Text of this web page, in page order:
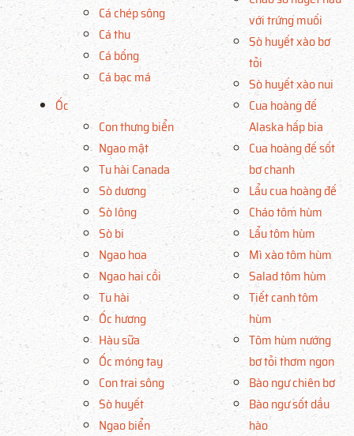
Cá chép sông
Cá thu
Cá bống
Cá bạc má
Ốc
Con thưng biển
Ngao mật
Tu hài Canada
Sò dương
Sò lông
Sò bi
Ngao hoa
Ngao hai cồi
Tu hài
Ốc hương
Hàu sữa
Ốc móng tay
Con trai sông
Sò huyết
Ngao biển
với trứng muối
Sò huyết xào bơ
tỏi
Sò huyết xào nui
Cua hoàng đế
Alaska hấp bia
Cua hoàng đế sốt
bơ chanh
Lẩu cua hoàng đế
Cháo tôm hùm
Lẩu tôm hùm
Mì xào tôm hùm
Salad tôm hùm
Tiết canh tôm
hùm
Tôm hùm nướng
bơ tỏi thơm ngon
Bào ngư chiên bơ
Bào ngư sốt dầu
hào